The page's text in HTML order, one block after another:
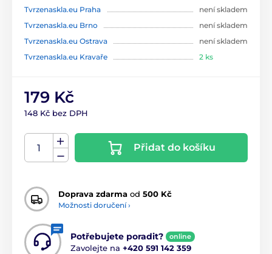
Tvrzenaskla.eu Praha
není skladem
Tvrzenaskla.eu Brno
není skladem
Tvrzenaskla.eu Ostrava
není skladem
Tvrzenaskla.eu Kravaře
2 ks
179 Kč
148 Kč bez DPH
Přidat do košíku
Doprava zdarma od 500 Kč
Možnosti doručení ›
Potřebujete poradit? online
Zavolejte na +420 591 142 359